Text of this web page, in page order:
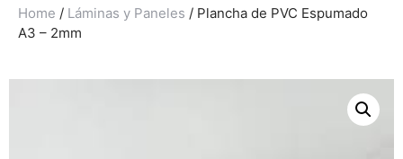
Home / Láminas y Paneles / Plancha de PVC Espumado
A3 – 2mm